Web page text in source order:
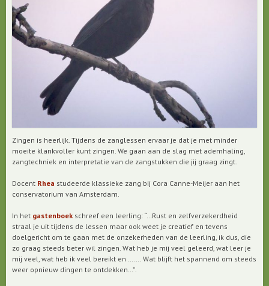
Zingen is heerlijk. Tijdens de zanglessen ervaar je dat je met minder
moeite klankvoller kunt zingen. We gaan aan de slag met ademhaling,
zangtechniek en interpretatie van de zangstukken die jij graag zingt.
Docent Rhea studeerde klassieke zang bij Cora Canne-Meijer aan het
conservatorium van Amsterdam.
In het gastenboek schreef een leerling: “…Rust en zelfverzekerdheid
straal je uit tijdens de lessen maar ook weet je creatief en tevens
doelgericht om te gaan met de onzekerheden van de leerling, ik dus, die
zo graag steeds beter wil zingen. Wat heb je mij veel geleerd, wat leer je
mij veel, wat heb ik veel bereikt en ……. Wat blijft het spannend om steeds
weer opnieuw dingen te ontdekken…”.